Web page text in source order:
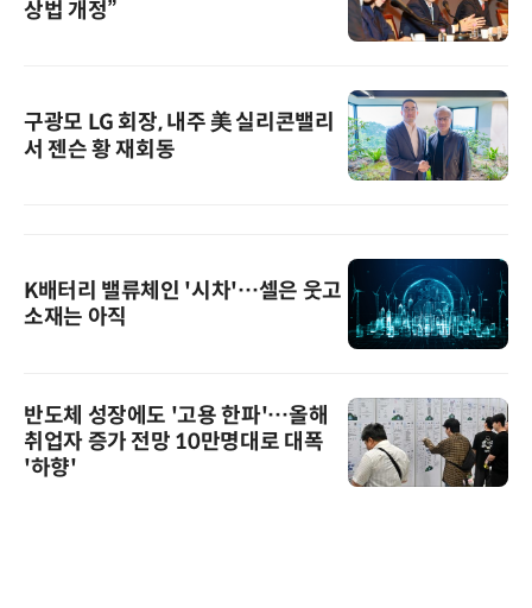
상법 개정”
구광모 LG 회장, 내주 美 실리콘밸리
서 젠슨 황 재회동
K배터리 밸류체인 '시차'…셀은 웃고
소재는 아직
반도체 성장에도 '고용 한파'…올해
취업자 증가 전망 10만명대로 대폭
'하향'